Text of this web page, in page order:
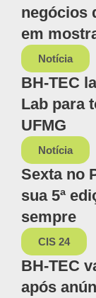
negócios
em
Notícia
BH-TEC
Lab para
UFMG
Notícia
Sexta no
sua 5ª
sempre
CIS 24
BH-TEC
após